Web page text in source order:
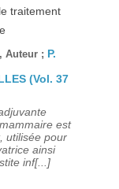
traitement
Auteur ; P.
(Vol. 37
est
utilisée pour
ainsi
inf[...]